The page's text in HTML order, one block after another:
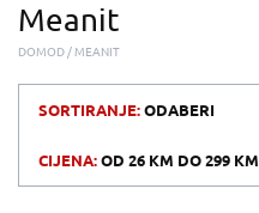
Meanit
DOMOD MEANIT
SORTIRANJE:ODABERI
CIJENA:OD 26 KM DO299 KM